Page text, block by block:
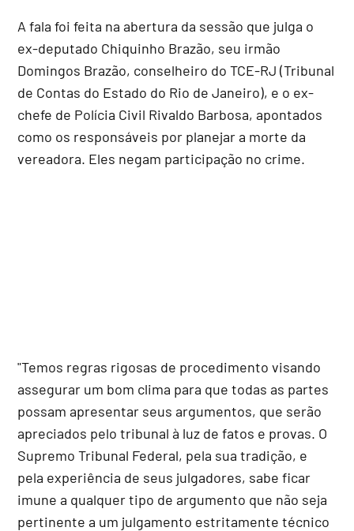
A fala foi feita na abertura da sessão que julga o
ex-deputado Chiquinho Brazão, seu irmão
Domingos Brazão, conselheiro do TCE-RJ (Tribunal
de Contas do Estado do Rio de Janeiro), e o ex-
chefe de Polícia Civil Rivaldo Barbosa, apontados
como os responsáveis por planejar a morte da
vereadora. Eles negam participação no crime.
"Temos regras rigosas de procedimento visando
assegurar um bom clima para que todas as partes
possam apresentar seus argumentos, que serão
apreciados pelo tribunal à luz de fatos e provas. O
Supremo Tribunal Federal, pela sua tradição, e
pela experiência de seus julgadores, sabe ficar
imune a qualquer tipo de argumento que não seja
pertinente a um julgamento estritamente técnico